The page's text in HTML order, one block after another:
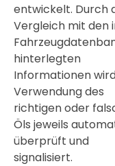
entwickelt. Durch
Vergleich mit den
hinterlegten
Informationen
Verwendung des
richtigen oder
Öls jeweils
überprüft und
signalisiert.